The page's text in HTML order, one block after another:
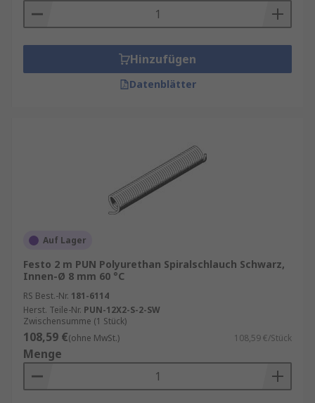
Hinzufügen
Datenblätter
Auf Lager
Festo 2 m PUN Polyurethan Spiralschlauch Schwarz,
Innen-Ø 8 mm 60 °C
RS Best.-Nr. 181-6114
Herst. Teile-Nr. PUN-12X2-S-2-SW
Zwischensumme (1 Stück)
108,59 €(ohne MwSt.) 108,59 €/Stück
Menge